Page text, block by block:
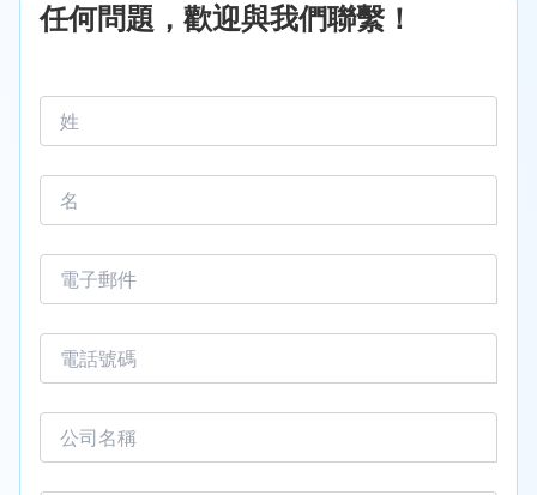
任何問題，歡迎與我們聯繫！